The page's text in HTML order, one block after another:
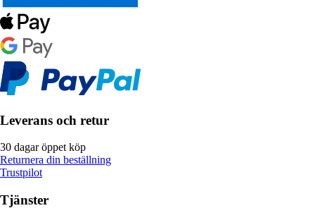
Leverans och retur
30 dagar öppet köp
Returnera din beställning
Trustpilot
Tjänster